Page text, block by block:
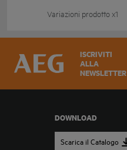
Variazioni prodotto x1
ISCRIVITI
ALLA
NEWSLETTER
DOWNLOAD
Scarica il Catalogo